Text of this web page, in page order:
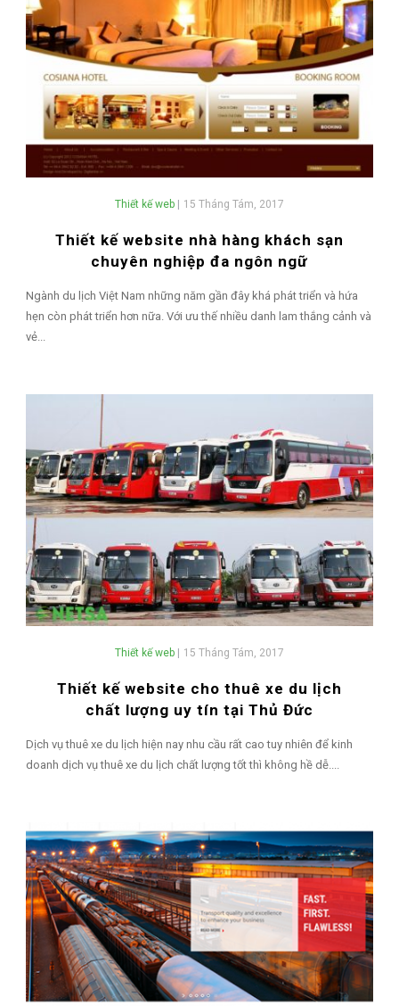
Thiết kế web| 15 Tháng Tám, 2017
Thiết kế website nhà hàng khách sạn
chuyên nghiệp đa ngôn ngữ
Ngành du lịch Việt Nam những năm gần đây khá phát triển và hứa
hẹn còn phát triển hơn nữa. Với ưu thế nhiều danh lam thắng cảnh và
vẻ...
Thiết kế web| 15 Tháng Tám, 2017
Thiết kế website cho thuê xe du lịch
chất lượng uy tín tại Thủ Đức
Dịch vụ thuê xe du lịch hiện nay nhu cầu rất cao tuy nhiên để kinh
doanh dịch vụ thuê xe du lịch chất lượng tốt thì không hề dễ....